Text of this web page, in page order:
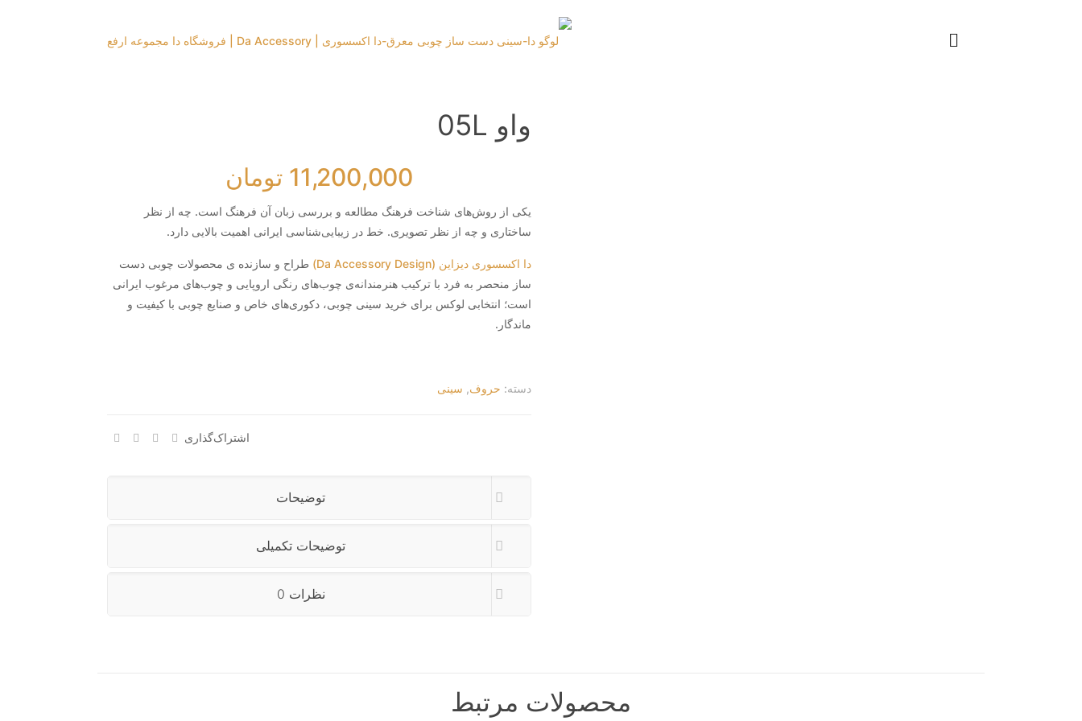
واو 05L
11,200,000 تومان
یکی از روش‌های شناخت فرهنگ مطالعه و بررسی زبان آن فرهنگ است. چه از نظر
ساختاری و چه از نظر تصویری. خط در زیبایی‌شناسی ایرانی اهمیت بالایی دارد.
دا اکسسوری دیزاین (Da Accessory Design)
طراح و سازنده ی محصولات چوبی دست‌
ساز منحصر به‌ فرد با ترکیب هنرمندانه‌ی چوب‌های رنگی اروپایی و چوب‌های مرغوب ایرانی
است؛ انتخابی لوکس برای خرید سینی چوبی، دکوری‌های خاص و صنایع چوبی با کیفیت و
ماندگار.
دسته: حروف, سینی
اشتراک‌گذاری
توضیحات
توضیحات تکمیلی
نظرات 0
محصولات مرتبط